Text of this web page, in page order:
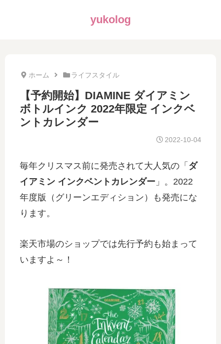
yukolog
ホーム ライフスタイル
【予約開始】DIAMINE ダイアミン
ボトルインク 2022年限定 インクベ
ントカレンダー
2022-10-04
毎年クリスマス前に発売されて大人気の「 ダ
イアミン インクベントカレンダー 」。2022
年度版（グリーンエディション）も発売にな
ります。
楽天市場のショップでは先行予約も始まって
いますよ～！